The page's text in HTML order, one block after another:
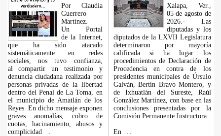
Por Claudia
Guerrero
Martínez.
​Un Portal
de la Internet,
que ha sido atacado
sistemáticamente en redes
sociales, nos tuvo confianza,
al compartir un testimonio y
denuncia ciudadana realizada por
personas privadas de la libertad
dentro del Penal de La Toma, en
el municipio de Amatlán de los
Reyes. En dicho mensaje exponen
graves anomalías, cobro de
cuotas, hacinamiento, abusos y
complicidad
Xalapa, Ver.,
05 de agosto de
2026.- Las
diputadas y los
diputados de la LXVII Legislatura
determinaron por mayoría
calificada si ha lugar los
procedimientos de Declaración de
Procedencia en contra de los
presidentes municipales de Úrsulo
Galván, Bertín Bravo Montero, y
de Ixhuatlán del Sureste, Raúl
González Martínez, con base en las
conclusiones presentadas por la
Comisión Permanente Instructora.
En